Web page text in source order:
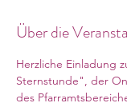
Über die
Herzliche Einladung
Sternstunde", der
des